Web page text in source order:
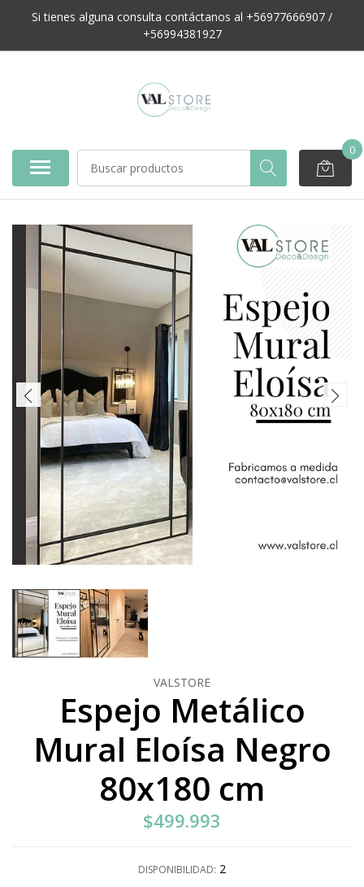
Si tienes alguna consulta contáctanos al +56977666907 /
+56994381927
0
VALSTORE
Espejo Metálico
Mural Eloísa Negro
80x180 cm
$499.993
DISPONIBILIDAD: 2